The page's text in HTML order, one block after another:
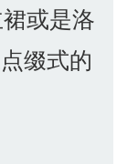
或是洛
缀式的